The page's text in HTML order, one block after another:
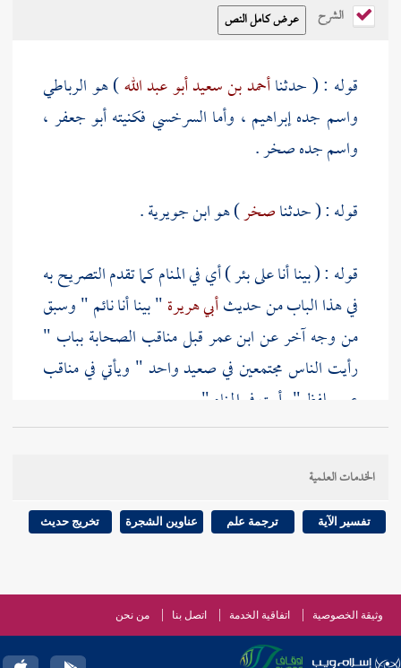
الشرح
قوله : ( حدثناأحمد بن سعيد أبو عبد الله) هو الرباطي
واسم جدهإبراهيم ، وأما السرخسي فكنيتهأبو جعفر ،
واسم جدهصخر.
قوله : ( حدثناصخر) هو ابن جويرية .
قوله : ( بينا أنا على بئر ) أي في المنام كما تقدم التصريح به
في هذا الباب من حديثأبي هريرة" بينا أنا نائم " وسبق
من وجه آخر عن ابنعمرقبل مناقب الصحابة بباب "
رأيت الناس مجتمعين في صعيد واحد " ويأتي في مناقب
عمر
بلفظ " رأيت في المنام " .
قوله : ( أنزع منها ) أي أملأ الماء بالدلو .
قوله : ( فنزع ذنوبا أو ذنوبين ) بفتح المعجمة وبالنون
ص:48 ]
من شرح هذا الحديث على أن ذكر الذنوب
إشارة إلى مدة خلافته ، وفيه نظر لأنه ولي سنتين وبعض
سنة ، فلو كان ذلك المراد لقال ذنوبين أو ثلاثة ، والذي
الخدمات العلمية
تفسير الآية ترجمة علم عناوين الشجرة تخريج حديث
وثيقة الخصوصية اتفاقية الخدمة اتصل بنا من نحن